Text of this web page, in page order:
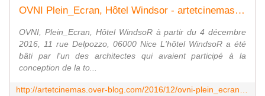
OVNI Plein_Ecran, Hôtel Windsor - artetcinemas.over-blog.com
OVNI, Plein_Ecran, Hôtel WindsoR à partir du 4 décembre
2016, 11 rue Delpozzo, 06000 Nice L'hôtel WindsoR a été
bâti par l'un des architectes qui avaient participé à la
conception de la to...